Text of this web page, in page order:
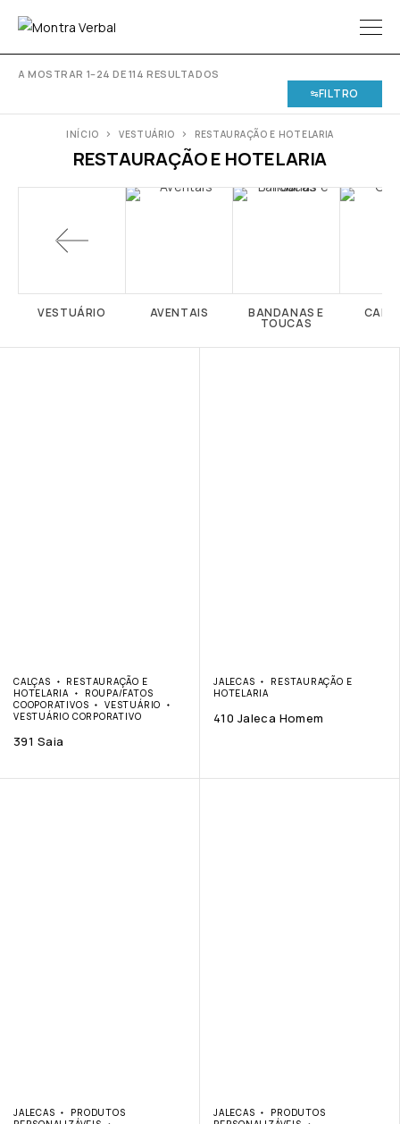
A MOSTRAR 1–24 DE 114 RESULTADOS
FILTRO
RESTAURAÇÃO E HOTELARIA
INÍCIO VESTUÁRIO RESTAURAÇÃO E HOTELARIA
VESTUÁRIO AVENTAIS BANDANAS E
TOUCAS
CALÇAS
RESTAURAÇÃO E
HOTELARIA
ROUPA/FATOS
COOPORATIVOS
VESTUÁRIO
VESTUÁRIO CORPORATIVO
391 Saia
JALECAS
RESTAURAÇÃO E
HOTELARIA
410 Jaleca Homem
JALECAS
PRODUTOS
JALECAS
PRODUTOS